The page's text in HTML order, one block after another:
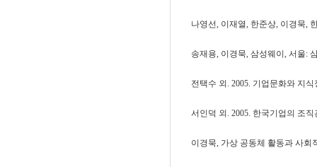
나영선, 이재열, 한준상, 이경묵,
송재용, 이경묵, 삼성웨이, 서울:
전택수 외. 2005. 기업문화와 지
서인덕 외. 2005. 한국기업의 조
이경묵, 가상 공동체 활동과 사회